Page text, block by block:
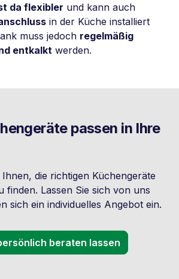
da flexibler und kann auch
in der Küche installiert
muss jedoch regelmäßig
entkalkt werden.
passen in Ihre
die richtigen Küchengeräte
finden. Lassen Sie sich von uns
sich ein individuelles Angebot ein.
beraten lassen